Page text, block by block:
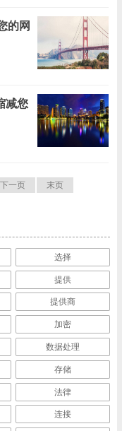
的网
减您
下一页 末页
选择
提供
提供商
加密
数据处理
存储
法律
连接